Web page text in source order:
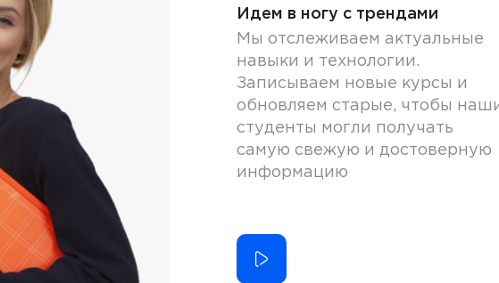
Идем в ногу с трендами
Мы отслеживаем актуальные
навыки и технологии.
Записываем новые курсы и
обновляем старые, чтобы
студенты могли получать
самую свежую и достоверную
информацию